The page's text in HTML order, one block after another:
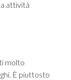
attività
molto
È piuttosto